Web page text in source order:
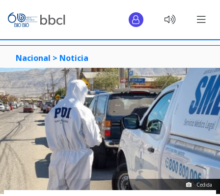
Nacional > Noticia
Cedida